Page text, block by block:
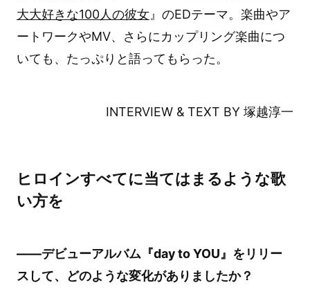
大大好きな100人の彼女』のEDテーマ。楽曲やア
ートワークやMV、さらにカップリング楽曲につ
いても、たっぷりと語ってもらった。
INTERVIEW & TEXT BY 塚越淳一
ヒロインすべてに当てはまるような歌
い方を
――デビューアルバム『day to YOU』をリリー
スして、どのような変化がありましたか？